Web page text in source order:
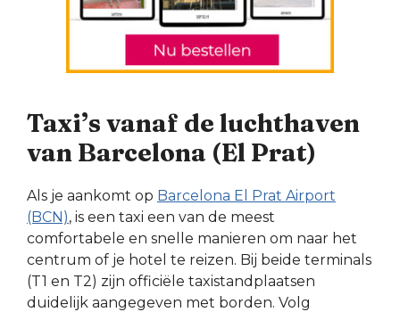
Taxi’s vanaf de luchthaven
van Barcelona (El Prat)
Als je aankomt op Barcelona El Prat Airport
(BCN), is een taxi een van de meest
comfortabele en snelle manieren om naar het
centrum of je hotel te reizen. Bij beide terminals
(T1 en T2) zijn officiële taxistandplaatsen
duidelijk aangegeven met borden. Volg